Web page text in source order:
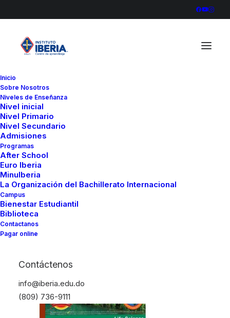
Inicio
Sobre Nosotros
Niveles de Enseñanza
Nivel inicial
Nivel Primario
Nivel Secundario
Admisiones
Programas
After School
Euro Iberia
MinuIberia
La Organización del Bachillerato Internacional
Campus
Bienestar Estudiantil
Biblioteca
Contactanos
Pagar online
Contáctenos
info@iberia.edu.do
(809) 736-9111
Home